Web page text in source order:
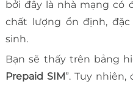
bởi đây là nhà mạng có
chất lượng ổn định,
sinh.
Bạn sẽ thấy trên bảng
Prepaid SIM”. Tuy